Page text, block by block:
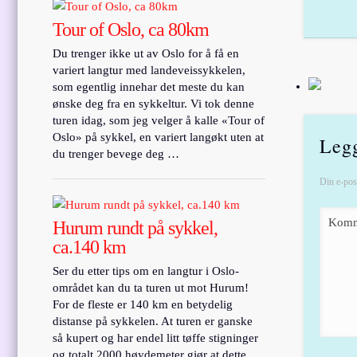
Din e-
Tour of Oslo, ca 80km
Du trenger ikke ut av Oslo for å få en
variert langtur med landeveissykkelen,
som egentlig innehar det meste du kan
ønske deg fra en sykkeltur. Vi tok denne
turen idag, som jeg velger å kalle «Tour of
Oslo» på sykkel, en variert langøkt uten at
du trenger bevege deg …
Hurum rundt på sykkel,
ca.140 km
Ser du etter tips om en langtur i Oslo-
området kan du ta turen ut mot Hurum!
For de fleste er 140 km en betydelig
distanse på sykkelen. At turen er ganske
så kupert og har endel litt tøffe stigninger
og totalt 2000 høydemeter gjør at dette